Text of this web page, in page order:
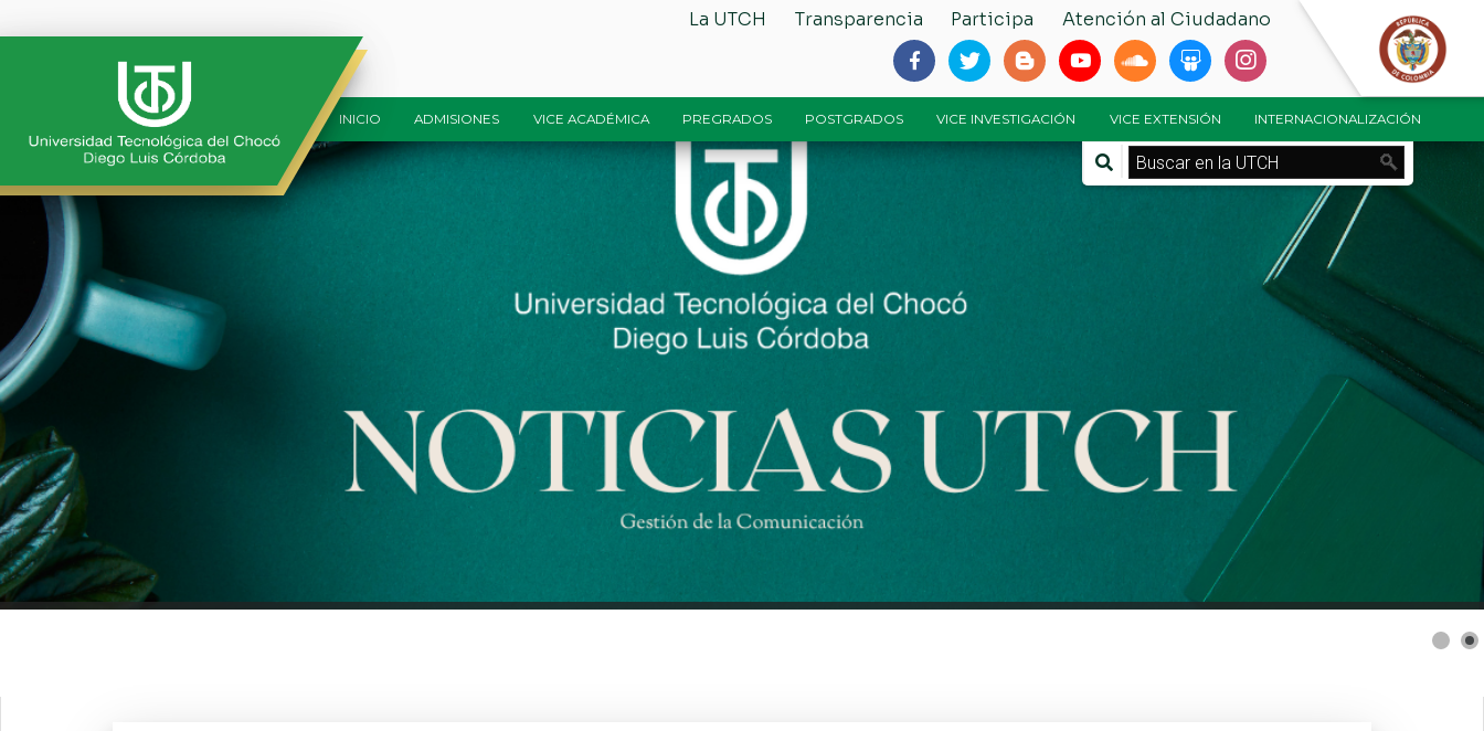
La UTCH Transparencia Participa Atención al Ciudadano
INICIO ADMISIONES VICE ACADÉMICA PREGRADOS POSTGRADOS VICE INVESTIGACIÓN VICE EXTENSIÓN INTERNACIONALIZACIÓN